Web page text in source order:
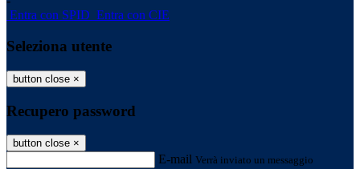
Entra con SPID Entra con CIE
Seleziona utente
button close ×
Recupero password
button close ×
E-mail Verrà inviato un messaggio